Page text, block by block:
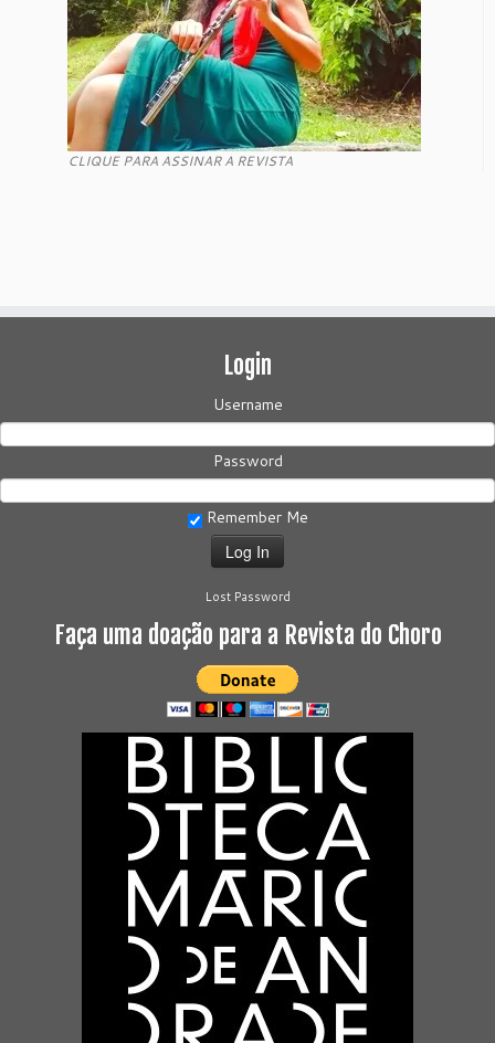
CLIQUE PARA ASSINAR A REVISTA
Login
Username
Password
Remember Me
Lost Password
Faça uma doação para a Revista do Choro